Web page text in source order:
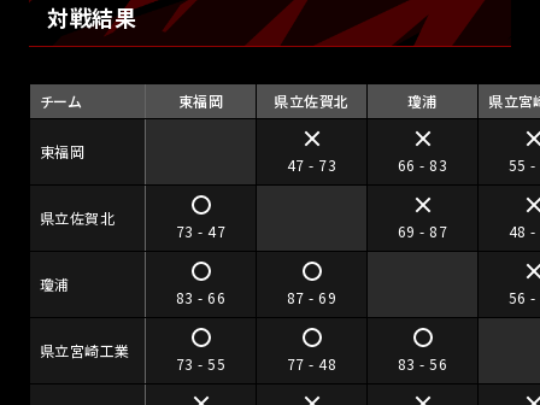
対戦結果
チーム 東福岡 県立佐賀北 瓊浦 県立宮
東福岡
47 - 73 66 - 83 55 -
県立佐賀北
73 - 47 69 - 87 48 -
瓊浦
83 - 66 87 - 69 56 -
県立宮崎工業
73 - 55 77 - 48 83 - 56